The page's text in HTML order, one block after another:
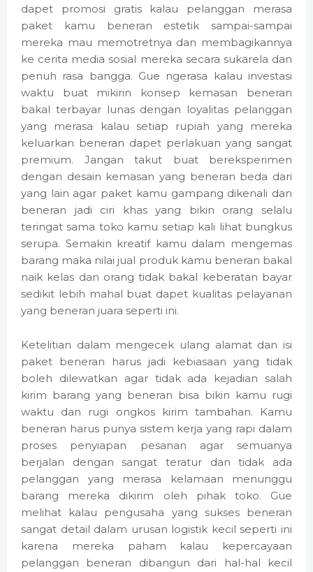
dapet promosi gratis kalau pelanggan merasa
paket kamu beneran estetik sampai-sampai
mereka mau memotretnya dan membagikannya
ke cerita media sosial mereka secara sukarela dan
penuh rasa bangga. Gue ngerasa kalau investasi
waktu buat mikirin konsep kemasan beneran
bakal terbayar lunas dengan loyalitas pelanggan
yang merasa kalau setiap rupiah yang mereka
keluarkan beneran dapet perlakuan yang sangat
premium. Jangan takut buat bereksperimen
dengan desain kemasan yang beneran beda dari
yang lain agar paket kamu gampang dikenali dan
beneran jadi ciri khas yang bikin orang selalu
teringat sama toko kamu setiap kali lihat bungkus
serupa. Semakin kreatif kamu dalam mengemas
barang maka nilai jual produk kamu beneran bakal
naik kelas dan orang tidak bakal keberatan bayar
sedikit lebih mahal buat dapet kualitas pelayanan
yang beneran juara seperti ini.
Ketelitian dalam mengecek ulang alamat dan isi
paket beneran harus jadi kebiasaan yang tidak
boleh dilewatkan agar tidak ada kejadian salah
kirim barang yang beneran bisa bikin kamu rugi
waktu dan rugi ongkos kirim tambahan. Kamu
beneran harus punya sistem kerja yang rapi dalam
proses penyiapan pesanan agar semuanya
berjalan dengan sangat teratur dan tidak ada
pelanggan yang merasa kelamaan menunggu
barang mereka dikirim oleh pihak toko. Gue
melihat kalau pengusaha yang sukses beneran
sangat detail dalam urusan logistik kecil seperti ini
karena mereka paham kalau kepercayaan
pelanggan beneran dibangun dari hal-hal kecil